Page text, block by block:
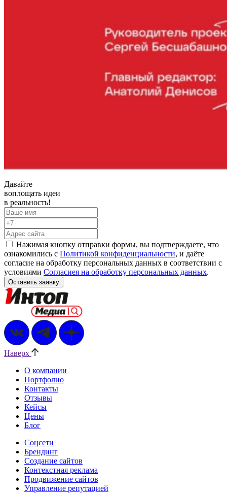
Давайте
воплощать идеи
в реальность!
Нажимая кнопку отправки формы, вы подтверждаете, что
ознакомились с Политикой конфиденциальности, и даёте
согласие на обработку персональных данных в соответствии с
условиями Согласиея на обработку персональных данных.
Наверх
О компании
Портфолио
Контакты
Отзывы
Кейсы
Цены
Блог
Соцсети
Брендинг
Создание сайтов
Контекстная реклама
Продвижение сайтов
Управление репутацией